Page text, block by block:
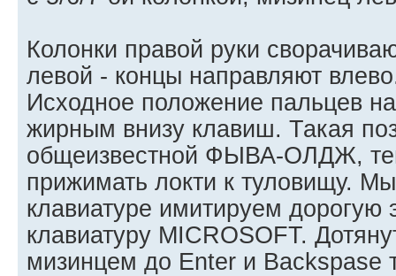
Колонки правой руки
левой - концы направляют
Исходное положение пальцев
жирным внизу клавиш. Такая
общеизвестной ФЫВА-ОЛДЖ,
прижимать локти к туловищу.
клавиатуре имитируем дорогую
клавиатуру MICROSOFT.
мизинцем до Enter и Backspase